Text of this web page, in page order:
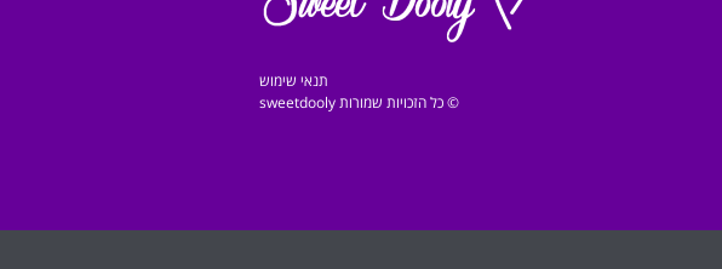
תנאי שימוש
© כל הזכויות שמורות sweetdooly